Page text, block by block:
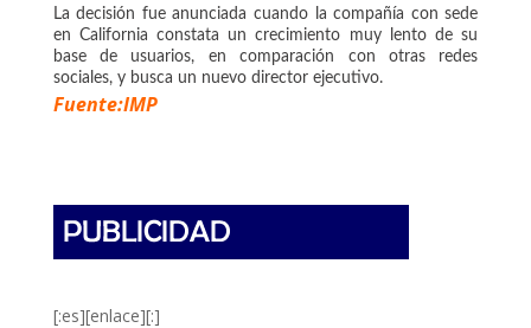
La decisión fue anunciada cuando la compañía con sede
en California constata un crecimiento muy lento de su
base de usuarios, en comparación con otras redes
sociales, y busca un nuevo director ejecutivo.
Fuente:IMP
[:es][enlace][:]